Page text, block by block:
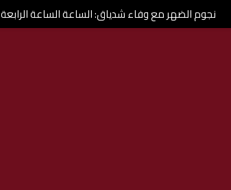
نجوم الضهر مع وفاء شدياق: الساعة الساعة الرابعة